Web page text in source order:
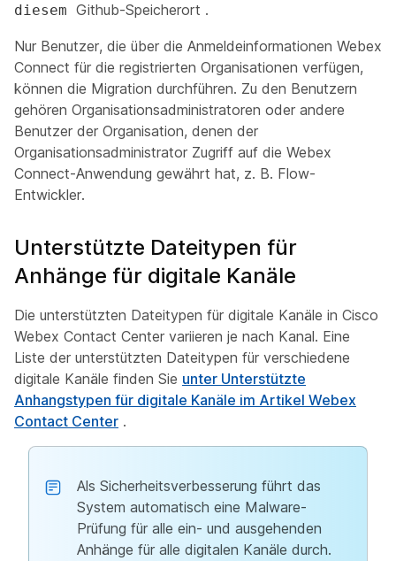
diesem Github-Speicherort .
Nur Benutzer, die über die Anmeldeinformationen Webex
Connect für die registrierten Organisationen verfügen,
können die Migration durchführen. Zu den Benutzern
gehören Organisationsadministratoren oder andere
Benutzer der Organisation, denen der
Organisationsadministrator Zugriff auf die Webex
Connect-Anwendung gewährt hat, z. B. Flow-
Entwickler.
Unterstützte Dateitypen für
Anhänge für digitale Kanäle
Die unterstützten Dateitypen für digitale Kanäle in Cisco
Webex Contact Center variieren je nach Kanal. Eine
Liste der unterstützten Dateitypen für verschiedene
digitale Kanäle finden Sie unter Unterstützte
Anhangstypen für digitale Kanäle im Artikel Webex
Contact Center .
Als Sicherheitsverbesserung führt das
System automatisch eine Malware-
Prüfung für alle ein- und ausgehenden
Anhänge für alle digitalen Kanäle durch.